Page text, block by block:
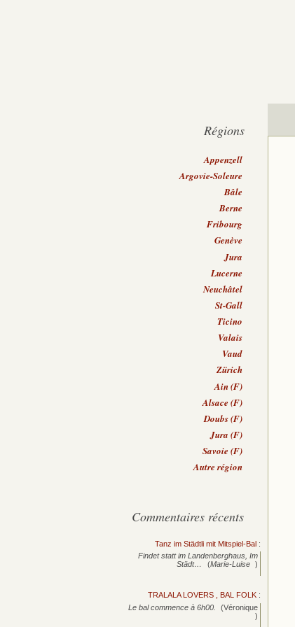
Régions
Appenzell
Argovie-Soleure
Bâle
Berne
Fribourg
Genève
Jura
Lucerne
Neuchâtel
St-Gall
Ticino
Valais
Vaud
Zürich
Ain (F)
Alsace (F)
Doubs (F)
Jura (F)
Savoie (F)
Autre région
Commentaires récents
Tanz im Städtli mit Mitspiel-Bal :
Findet statt im Landenberghaus, Im
Städt…
(Marie-Luise )
TRALALA LOVERS , BAL FOLK :
Le bal commence à 6h00.
(Véronique
)